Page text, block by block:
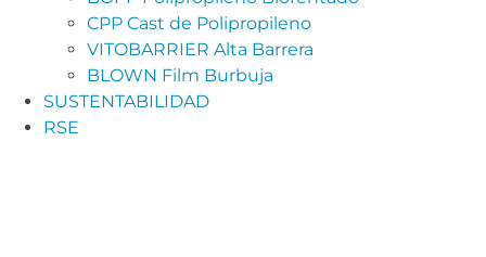
CPP Cast de Polipropileno
VITOBARRIER Alta Barrera
BLOWN Film Burbuja
SUSTENTABILIDAD
RSE